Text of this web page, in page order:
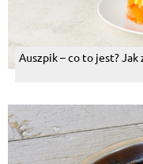
Auszpik – co to jest?